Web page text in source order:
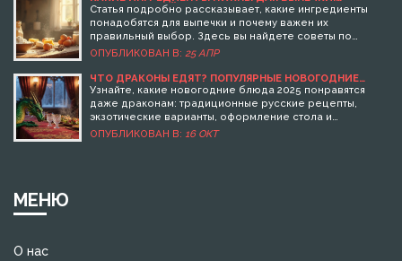
ПРАКТИЧЕСКИЙ СПИСОК И СОВЕТЫ
Статья подробно рассказывает, какие ингредиенты
понадобятся для выпечки и почему важен их
правильный выбор. Здесь вы найдете советы по
подбору муки, сахара, жиров, яиц и дополнительных
подходящего качества и на что обратить внимание,
чтобы выпечка всегда удавалась. Включены лайфхаки
по замене ингредиентов и короткие пояснения,
почему иногда разница даже в одном продукте меняет
результат на выходе. Статья особенно пригодится тем,
ОПУБЛИКОВАН В: 25 АПР
ЧТО ДРАКОНЫ ЕДЯТ? ПОПУЛЯРНЫЕ НОВОГОДНИЕ
БЛЮДА 2025
Узнайте, какие новогодние блюда 2025 понравятся
даже драконам: традиционные русские рецепты,
экзотические варианты, оформление стола и
практические советы.
ОПУБЛИКОВАН В: 16 ОКТ
МЕНЮ
О нас